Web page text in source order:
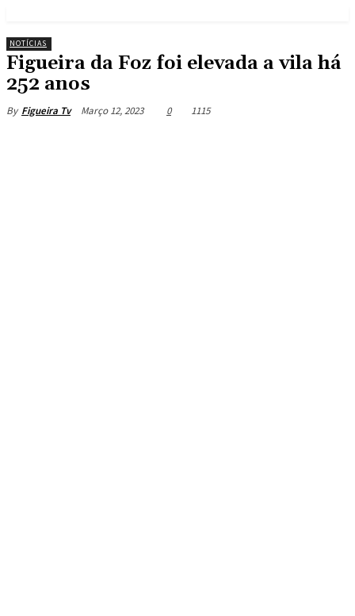
NOTÍCIAS
Figueira da Foz foi elevada a vila há
252 anos
By Figueira Tv Março 12, 2023 0 1115